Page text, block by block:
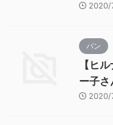
2020/
パン
【ヒ
ー子さ
2020/